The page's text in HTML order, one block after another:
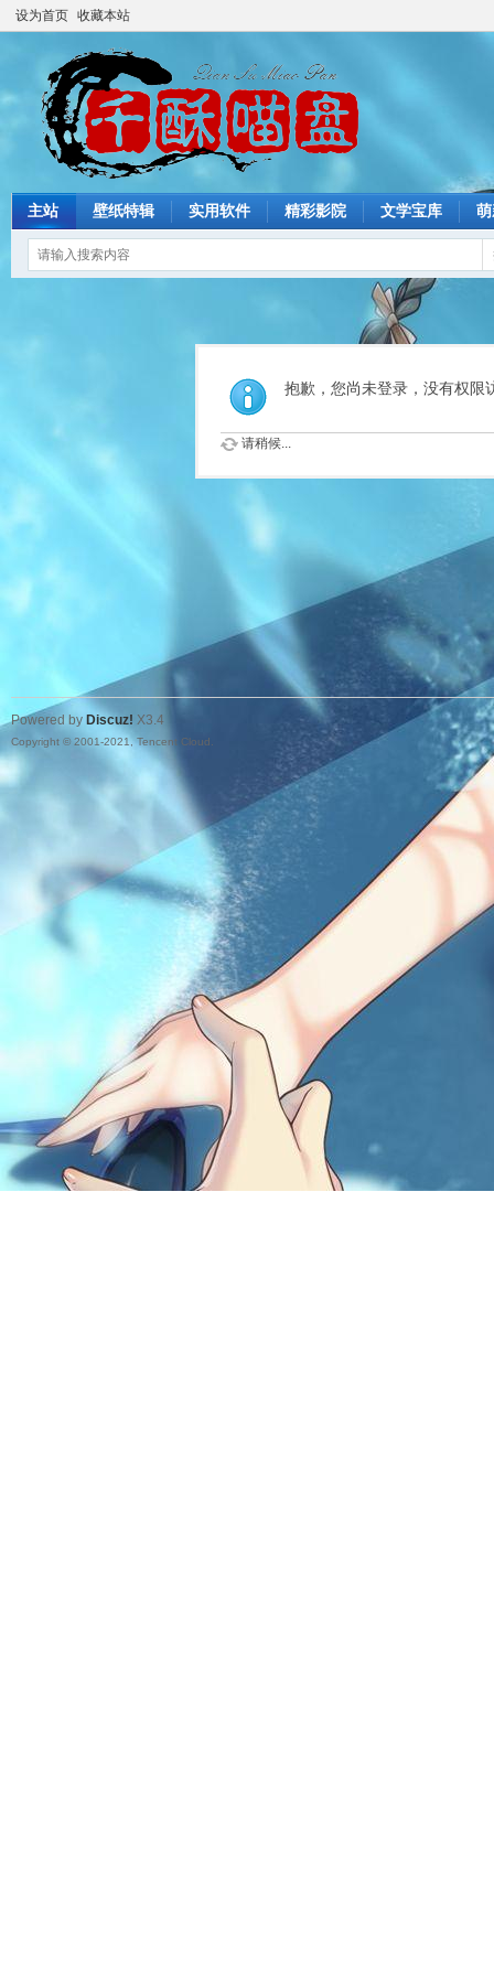
设为首页 收藏本站
主站 壁纸特辑 实用软件 精彩影院 文学宝库
抱歉，您尚未登录，没有权限
请稍候...
Powered by Discuz! X3.4
Copyright © 2001-2021, Tencent Cloud.